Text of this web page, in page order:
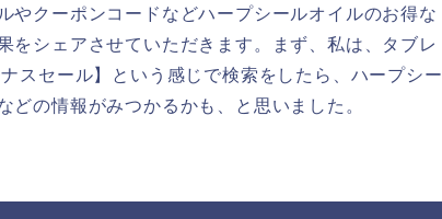
やクーポンコードなどハープシールオイルのお得な
をシェアさせていただきます。まず、私は、タブレ
スセール】という感じで検索をしたら、ハープシー
どの情報がみつかるかも、と思いました。